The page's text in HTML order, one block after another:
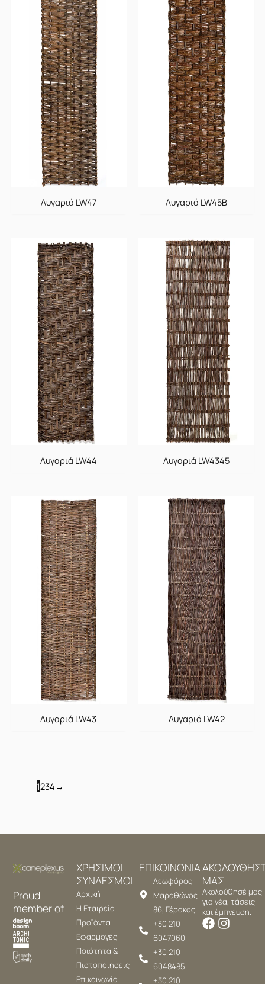
Λυγαριά LW47 Λυγαριά LW45B
Λυγαριά LW44 Λυγαριά LW4345
Λυγαριά LW43 Λυγαριά LW42
1234 →
Proud
member of
ΧΡΗΣΙΜΟΙ
ΣΥΝΔΕΣΜΟΙ
Αρχική
Η Εταιρεία
Προϊόντα
Εφαρμογές
Ποιότητα &
Πιστοποιήσεις
Επικοινωνία
ΕΠΙΚΟΙΝΩΝΙΑ
Λεωφόρος
Μαραθώνος
86, Γέρακας
+30 210
6047060
+30 210
6048485
+30 210
ΜΑΣ
Ακολούθησέ μας
για νέα, τάσεις
και έμπνευση.